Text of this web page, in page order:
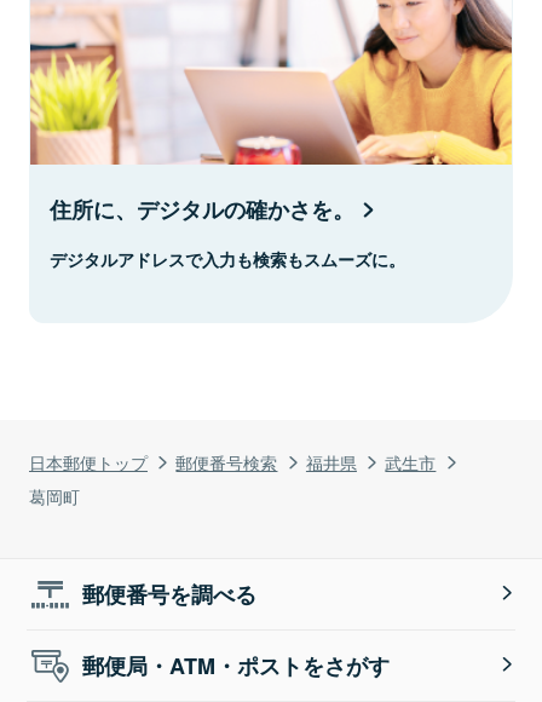
日本郵便トップ 郵便番号検索 福井県
武生市
葛岡町
住所に、デジタルの確かさを。
デジタルアドレスで入力も検索もスムーズに。
郵便番号を調べる
郵便局・ATM・ポストをさがす